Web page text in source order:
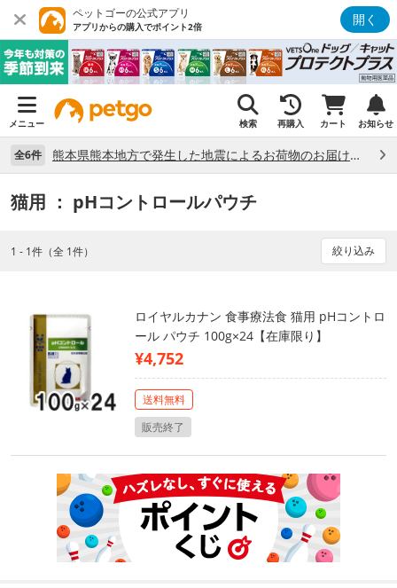
ペットゴーの公式アプリ
アプリからの購入でポイント2倍 開く
メニュー 検索 再購入 カート お知らせ
全6件 熊本県熊本地方で発生した地震によるお荷物のお届け状況について （7/28）
猫用 ： pHコントロールパウチ
1 - 1件（全 1件） 絞り込み
ロイヤルカナン 食事療法食 猫用 pHコントロ
ール パウチ 100g×24【在庫限り】
¥4,752
送料無料
販売終了